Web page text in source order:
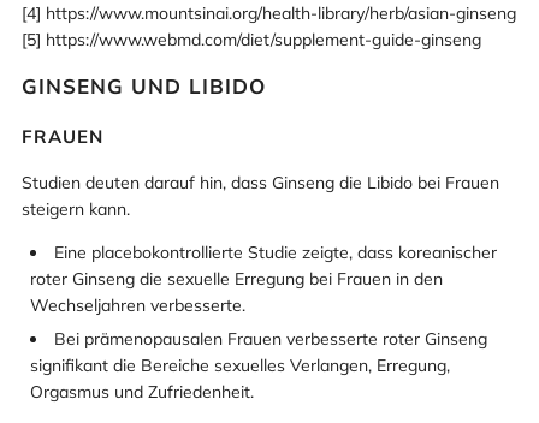
[4] https://www.mountsinai.org/health-library/herb/asian-ginseng
[5] https://www.webmd.com/diet/supplement-guide-ginseng
GINSENG UND LIBIDO
FRAUEN
Studien deuten darauf hin, dass Ginseng die Libido bei Frauen
steigern kann.
Eine placebokontrollierte Studie zeigte, dass koreanischer
roter Ginseng die sexuelle Erregung bei Frauen in den
Wechseljahren verbesserte.
Bei prämenopausalen Frauen verbesserte roter Ginseng
signifikant die Bereiche sexuelles Verlangen, Erregung,
Orgasmus und Zufriedenheit.